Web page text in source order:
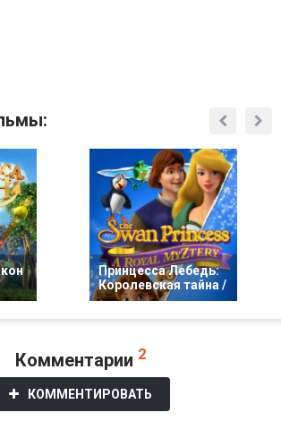
Принцесса Лебедь:
Королевская тайна /
Комментарии 2
КОММЕНТИРОВАТЬ